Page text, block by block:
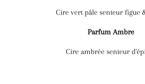
Cire vert pâle senteur figue
Parfum Ambre
Cire ambrée senteur